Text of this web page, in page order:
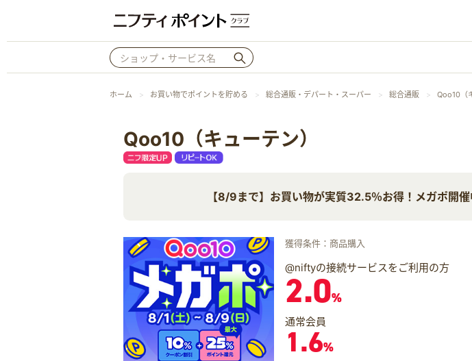
お知らせ
ホーム お買い物でポイントを貯める 総合通販・デパート・スーパー 総合通販 Qoo10（
Qoo10（キューテン）
【8/9まで】お買い物が実質32.5％お得！メガポ開催
獲得条件：商品購入
@niftyの接続サービスをご利用の方
2.0%
通常会員
1.6%